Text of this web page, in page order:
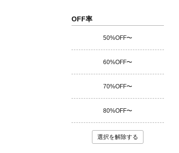
OFF率
50%OFF〜
60%OFF〜
70%OFF〜
80%OFF〜
選択を解除する